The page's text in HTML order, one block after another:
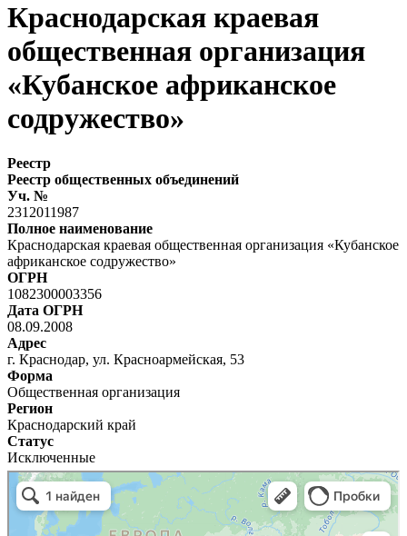
Краснодарская краевая
общественная организация
«Кубанское африканское
содружество»
Реестр
Реестр общественных объединений
Уч. №
2312011987
Полное наименование
Краснодарская краевая общественная организация «Кубанское
африканское содружество»
ОГРН
1082300003356
Дата ОГРН
08.09.2008
Адрес
г. Краснодар, ул. Красноармейская, 53
Форма
Общественная организация
Регион
Краснодарский край
Статус
Исключенные